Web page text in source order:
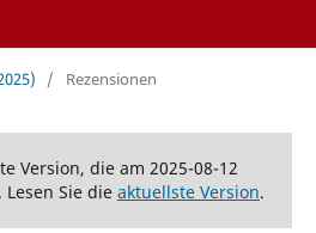
/ Rezensionen
Version, die am 2025-08-12
Sie die aktuellste Version.